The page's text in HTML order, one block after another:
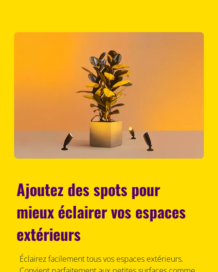
Ajoutez des spots pour
mieux éclairer vos espaces
extérieurs
Éclairez facilement tous vos espaces extérieurs.